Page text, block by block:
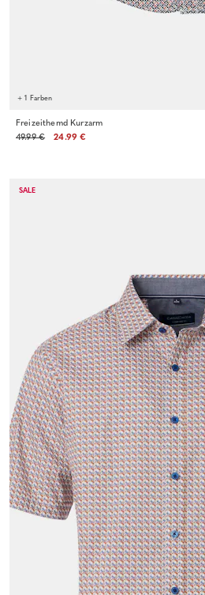
+ 1 Farben
Freizeithemd Kurzarm
49.99 €
24.99 €
SALE